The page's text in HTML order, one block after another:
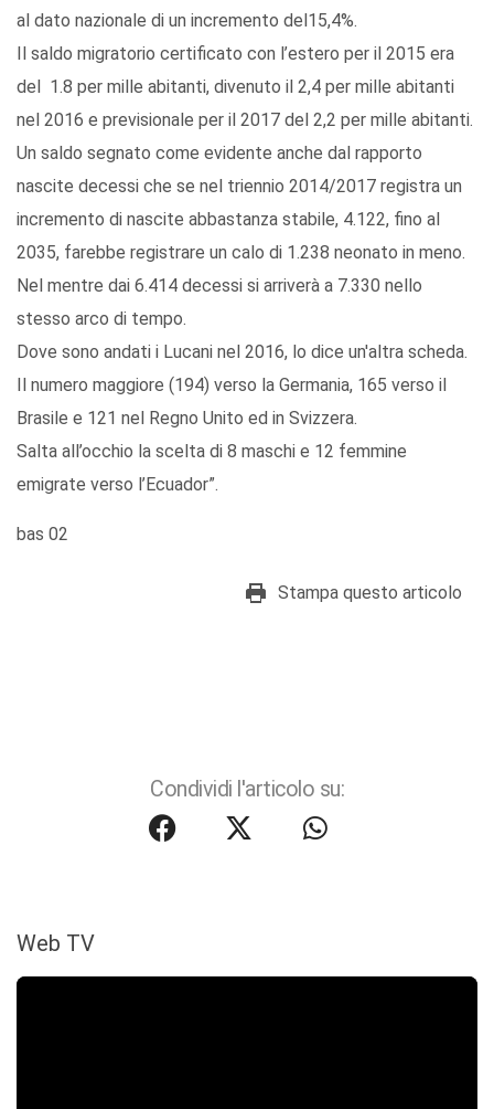
al dato nazionale di un incremento del15,4%.
Il saldo migratorio certificato con l’estero per il 2015 era
del 1.8 per mille abitanti, divenuto il 2,4 per mille abitanti
nel 2016 e previsionale per il 2017 del 2,2 per mille abitanti.
Un saldo segnato come evidente anche dal rapporto
nascite decessi che se nel triennio 2014/2017 registra un
incremento di nascite abbastanza stabile, 4.122, fino al
2035, farebbe registrare un calo di 1.238 neonato in meno.
Nel mentre dai 6.414 decessi si arriverà a 7.330 nello
stesso arco di tempo.
Dove sono andati i Lucani nel 2016, lo dice un'altra scheda.
Il numero maggiore (194) verso la Germania, 165 verso il
Brasile e 121 nel Regno Unito ed in Svizzera.
Salta all’occhio la scelta di 8 maschi e 12 femmine
emigrate verso l’Ecuador”.
bas 02
Stampa questo articolo
Condividi l'articolo su:
Web TV